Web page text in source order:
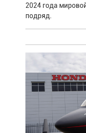
2024 года
подряд.